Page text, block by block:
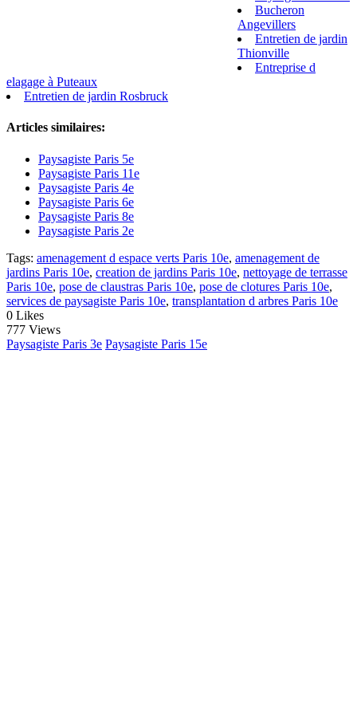
Bucheron
Angevillers
Entretien de jardin
Thionville
Entreprise d
elagage à Puteaux
Entretien de jardin Rosbruck
Articles similaires:
Paysagiste Paris 5e
Paysagiste Paris 11e
Paysagiste Paris 4e
Paysagiste Paris 6e
Paysagiste Paris 8e
Paysagiste Paris 2e
Tags: amenagement d espace verts Paris 10e, amenagement de
jardins Paris 10e, creation de jardins Paris 10e, nettoyage de terrasse
Paris 10e, pose de claustras Paris 10e, pose de clotures Paris 10e,
services de paysagiste Paris 10e, transplantation d arbres Paris 10e
0 Likes
777 Views
Paysagiste Paris 3e Paysagiste Paris 15e